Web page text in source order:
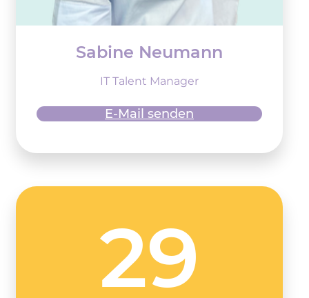
Sabine Neumann
IT Talent Manager
E-Mail senden
29